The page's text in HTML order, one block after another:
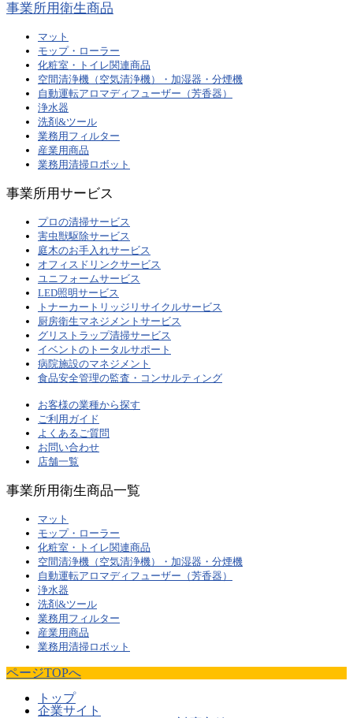
事業所用衛生商品
マット
モップ・ローラー
化粧室・トイレ関連商品
空間清浄機（空気清浄機）・加湿器・分煙機
自動運転アロマディフューザー（芳香器）
浄水器
洗剤&ツール
業務用フィルター
産業用商品
業務用清掃ロボット
事業所用サービス
プロの清掃サービス
害虫獣駆除サービス
庭木のお手入れサービス
オフィスドリンクサービス
ユニフォームサービス
LED照明サービス
トナーカートリッジリサイクルサービス
厨房衛生マネジメントサービス
グリストラップ清掃サービス
イベントのトータルサポート
病院施設のマネジメント
食品安全管理の監査・コンサルティング
お客様の業種から探す
ご利用ガイド
よくあるご質問
お問い合わせ
店舗一覧
事業所用衛生商品一覧
マット
モップ・ローラー
化粧室・トイレ関連商品
空間清浄機（空気清浄機）・加湿器・分煙機
自動運転アロマディフューザー（芳香器）
浄水器
洗剤&ツール
業務用フィルター
産業用商品
業務用清掃ロボット
ページTOPへ
トップ
企業サイト